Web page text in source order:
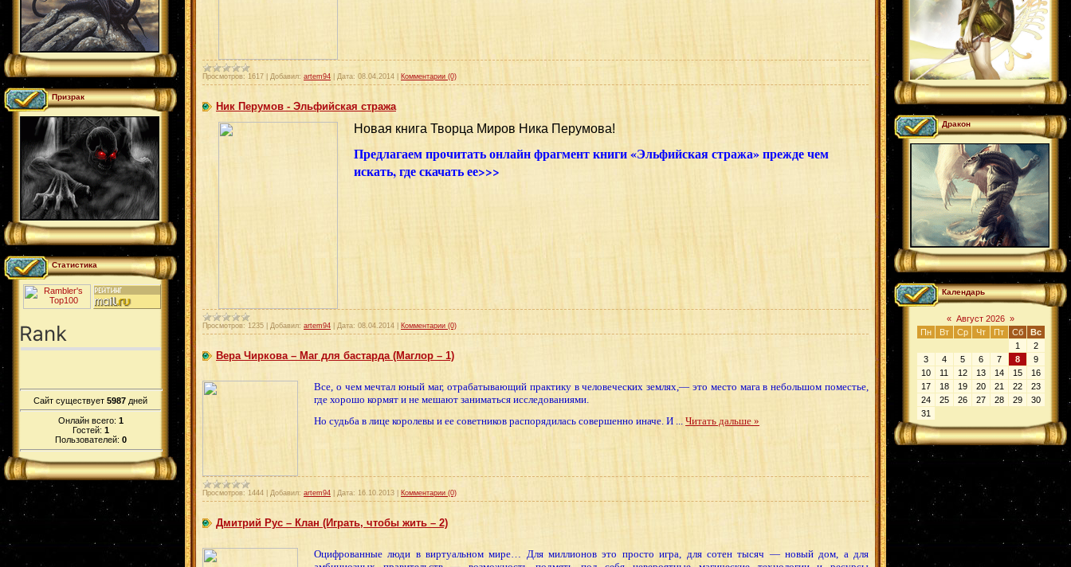
Призрак
Статистика
Сайт существует 5987 дней
Онлайн всего: 1
Гостей: 1
Пользователей: 0
Просмотров: 1617 Добавил: artem94 Дата: 08.04.2014 Комментарии (0)
Ник Перумов - Эльфийская стража
Новая книга Творца Миров Ника Перумова!
Предлагаем прочитать онлайн фрагмент книги «Эльфийская стража» прежде чем
искать, где скачать ее>>>
Просмотров: 1235 Добавил: artem94 Дата: 08.04.2014 Комментарии (0)
Вера Чиркова – Маг для бастарда (Маглор – 1)
Все, о чем мечтал юный маг, отрабатывающий практику в человеческих землях,— это место мага в небольшом поместье,
где хорошо кормят и не мешают заниматься исследованиями.
Но судьба в лице королевы и ее советников распорядилась совершенно иначе. И
Читать дальше »
Просмотров: 1444 Добавил: artem94 Дата: 16.10.2013 Комментарии (0)
Дмитрий Рус – Клан (Играть, чтобы жить – 2)
Оцифрованные люди в виртуальном мире… Для миллионов это просто игра, для сотен тысяч — новый дом, а для
Дракон
Календарь
« Август 2026 »
Пн
Вт Ср Чт Пт Сб
Вс
1
2
3
4 5 6 7 8
9
10
11 12 13 14 15
16
17
18 19 20 21 22
23
24
25 26 27 28 29
30
31